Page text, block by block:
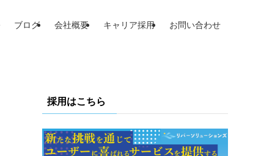
ブログ 会社概要 キャリア採用 お問い合わせ
採用はこちら